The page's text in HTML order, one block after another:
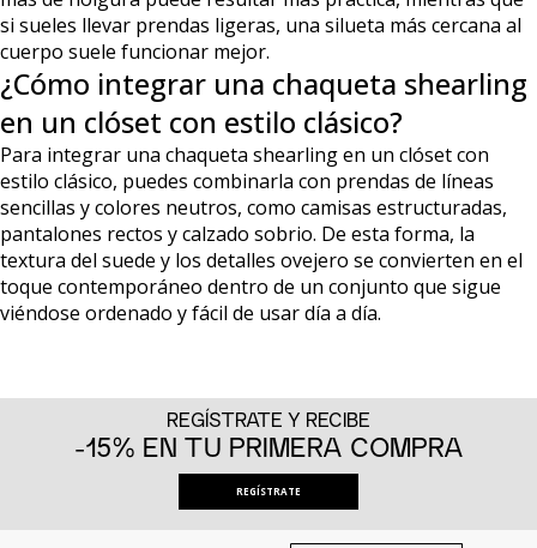
si sueles llevar prendas ligeras, una silueta más cercana al
cuerpo suele funcionar mejor.
¿Cómo integrar una chaqueta shearling
en un clóset con estilo clásico?
Para integrar una chaqueta shearling en un clóset con
estilo clásico, puedes combinarla con prendas de líneas
sencillas y colores neutros, como camisas estructuradas,
pantalones rectos y calzado sobrio. De esta forma, la
textura del suede y los detalles ovejero se convierten en el
toque contemporáneo dentro de un conjunto que sigue
viéndose ordenado y fácil de usar día a día.
REGÍSTRATE Y RECIBE
-15% EN TU PRIMERA COMPRA
REGÍSTRATE